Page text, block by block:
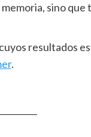
sino
resultados
.